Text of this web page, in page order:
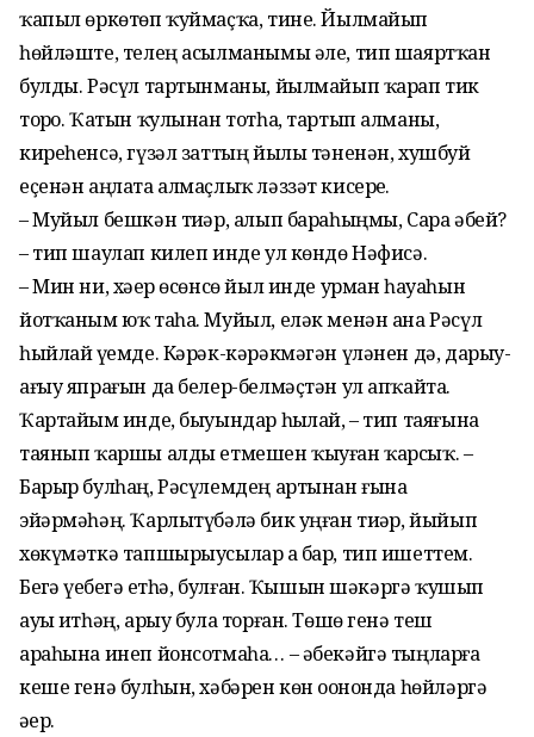
ҡапыл өркөтөп ҡуймаҫҡа, тине. Йылмайып
һөйләште, телең асылманымы әле, тип шаяртҡан
булды. Рәсүл тартынманы, йылмайып ҡарап тик
торҙо. Ҡатын ҡулынан тотһа, тартып алманы,
киреһенсә, гүзәл заттың йылы тәненән, хушбуй
еҫенән аңлата алмаҫлыҡ ләззәт кисерҙе.
– Муйыл бешкән тиҙәр, алып бараһыңмы, Сара әбей?
– тип шаулап килеп инде ул көндө Нәфисә.
– Мин ни, хәҙер өсөнсө йыл инде урман һауаһын
йотҡаным юҡ таһа. Муйыл, еләк менән ана Рәсүл
һыйлай үҙемде. Кәрәк-кәрәкмәгән үләнен дә, дарыу-
ағыу япрағын да белер-белмәҫтән ул апҡайта.
Ҡартайҙым инде, быуындар һыҙлай, – тип таяғына
таянып ҡаршы алды етмешен ҡыуған ҡарсыҡ. –
Барыр булһаң, Рәсүлемдең артынан ғына
эйәрмәһәң. Ҡарлытүбәлә бик уңған тиҙәр, йыйып
хөкүмәткә тапшырыусылар ҙа бар, тип ишеттем.
Беҙгә үҙебеҙгә етһә, булған. Ҡышын шәкәргә ҡушып
ауыҙ итһәң, арыу була торған. Төшө генә теш
араһына инеп йонсотмаһа… – әбекәйгә тыңларға
кеше генә булһын, хәбәрен көн оҙононда һөйләргә
әҙер.